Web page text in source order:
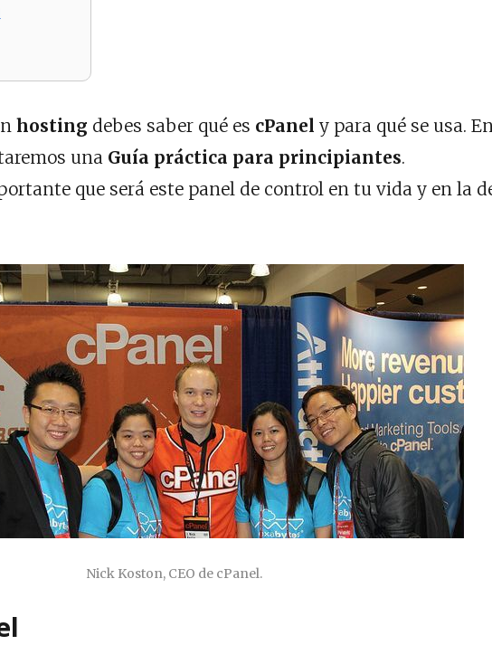
hosting debes saber qué es cPanel y para qué se usa.
una Guía práctica para principiantes.
que será este panel de control en tu vida y en la
Nick Koston, CEO de cPanel.